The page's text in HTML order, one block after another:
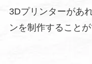
3Dプリンターがあ
ンを制作することが